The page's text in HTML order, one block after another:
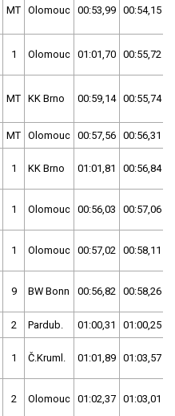
MT Olomouc 00:53,99 00:54,15
1 Olomouc 01:01,70 00:55,72
MT KK Brno 00:59,14 00:55,74
MT Olomouc 00:57,56 00:56,31
1 KK Brno 01:01,81 00:56,84
1 Olomouc 00:56,03 00:57,06
1 Olomouc 00:57,02 00:58,11
9 BW Bonn 00:56,82 00:58,26
2 Pardub. 01:00,31 01:00,25
1 Č.Kruml. 01:01,89 01:03,57
2 Olomouc 01:02,37 01:03,01